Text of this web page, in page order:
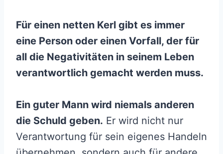
Für einen netten Kerl gibt es immer
eine Person oder einen Vorfall, der für
all die Negativitäten in seinem Leben
verantwortlich gemacht werden muss.
Ein guter Mann wird niemals anderen
die Schuld geben. Er wird nicht nur
Verantwortung für sein eigenes Handeln